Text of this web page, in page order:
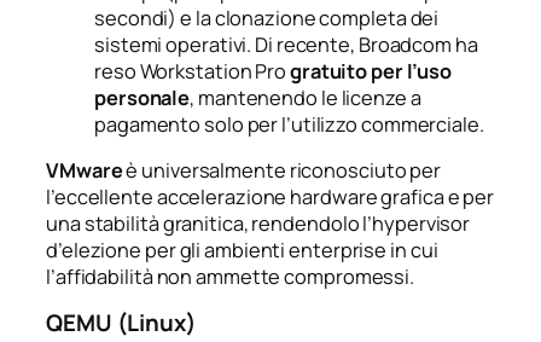
secondi) e la clonazione completa dei
sistemi operativi. Di recente, Broadcom ha
reso Workstation Progratuito per l’uso
personale, mantenendo le licenze a
pagamento solo per l’utilizzo commerciale.
VMwareè universalmente riconosciuto per
l’eccellente accelerazione hardware grafica e per
una stabilità granitica, rendendolo l’hypervisor
d’elezione per gli ambienti enterprise in cui
l’affidabilità non ammette compromessi.
QEMU (Linux)